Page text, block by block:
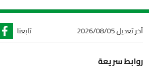
آخر تعديل2026/08/05 تابعنا
روابط سريعة